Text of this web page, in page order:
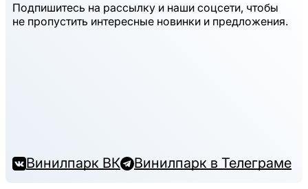
Подпишитесь на рассылку и наши соцсети, чтобы
не пропустить интересные новинки и предложения.
Винилпарк ВК Винилпарк в Телеграме